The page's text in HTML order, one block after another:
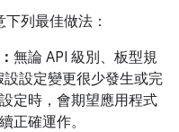
列最佳做法：
無論 API 級別、板型規
設定變更很少發生或完
定時，會期望應用程式
正確運作。